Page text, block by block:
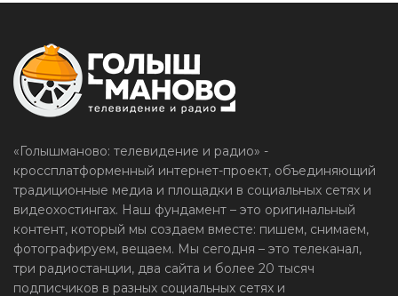
«Голышманово: телевидение и радио» -
кроссплатформенный интернет-проект, объединяющий
традиционные медиа и площадки в социальных сетях и
видеохостингах. Наш фундамент – это оригинальный
контент, который мы создаем вместе: пишем, снимаем,
фотографируем, вещаем. Мы сегодня – это телеканал,
три радиостанции, два сайта и более 20 тысяч
подписчиков в разных социальных сетях и